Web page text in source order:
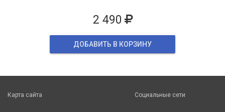
2 490
ДОБАВИТЬ В КОРЗИНУ
Карта сайта Социальные сети